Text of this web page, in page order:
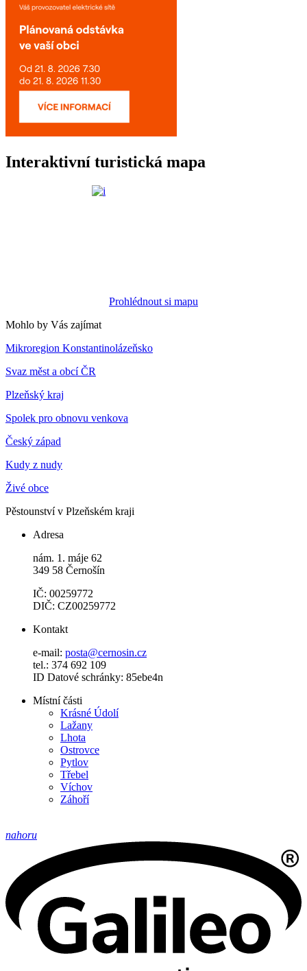
Interaktivní turistická mapa
Prohlédnout si mapu
Mohlo by Vás zajímat
Mikroregion Konstantinolázeňsko
Svaz měst a obcí ČR
Plzeňský kraj
Spolek pro obnovu venkova
Český západ
Kudy z nudy
Živé obce
Pěstounství v Plzeňském kraji
Adresa
nám. 1. máje 62
349 58 Černošín
IČ: 00259772
DIČ: CZ00259772
Kontakt
e-mail: posta@cernosin.cz
tel.: 374 692 109
ID Datové schránky: 85ebe4n
Místní části
Krásné Údolí
Lažany
Lhota
Ostrovce
Pytlov
Třebel
Víchov
Záhoří
nahoru